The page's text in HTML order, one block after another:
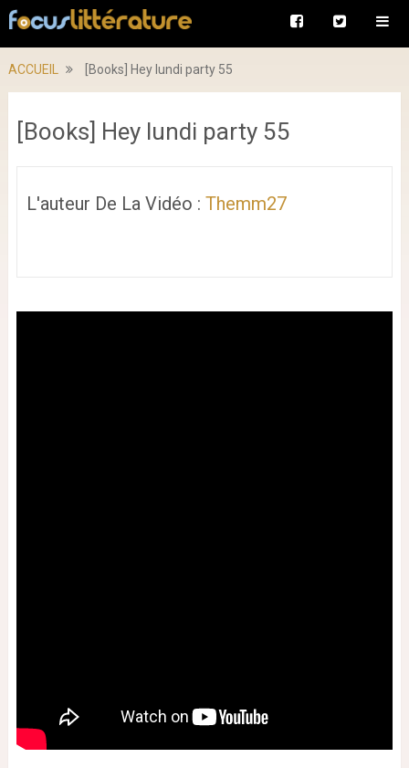
ACCUEIL [Books] Hey lundi party 55
[Books] Hey lundi party 55
L'auteur De La Vidéo : Themm27